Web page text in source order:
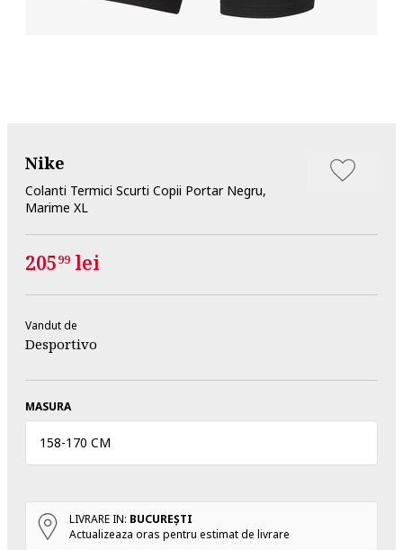
Nike
Colanti Termici Scurti Copii Portar Negru,
Marime XL
20599 lei
Vandut de
Desportivo
MASURA
158-170 CM
LIVRARE IN: BUCUREŞTI
Actualizeaza oras pentru estimat de livrare